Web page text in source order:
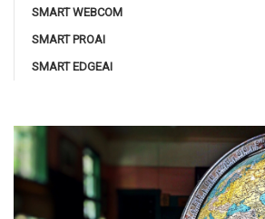
SMART WEBCOM
SMART PROAI
SMART EDGEAI